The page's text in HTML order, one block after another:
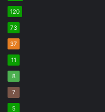
120
73
37
11
8
7
5